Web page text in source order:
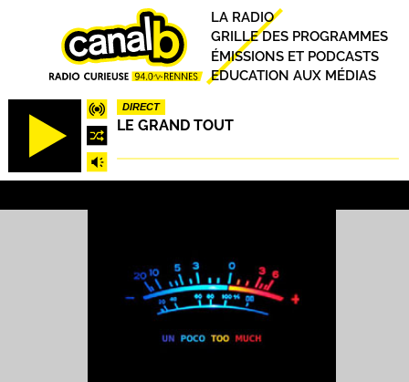
DIRECT
LE GRAND TOUT
Principal
LA RADIO
GRILLE DES PROGRAMMES
ÉMISSIONS ET PODCASTS
EDUCATION AUX MÉDIAS